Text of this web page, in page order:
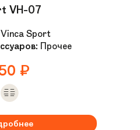
VH-07
Vinca Sport
Прочее
₽